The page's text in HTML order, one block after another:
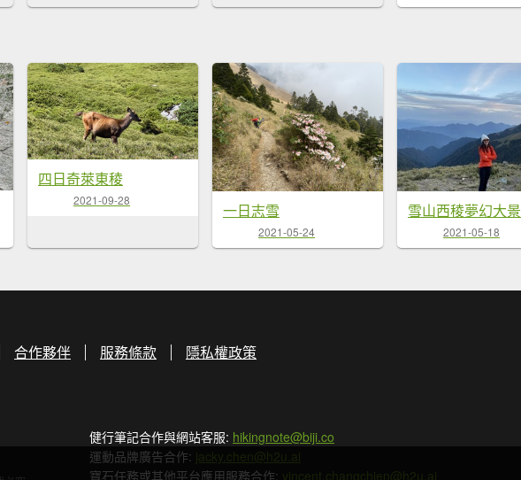
四日奇萊東稜
2021-09-28
一日志雪
2021-05-24
雪山西稜夢幻大景
2021-05-18
合作夥伴 服務條款 隱私權政策
健行筆記合作與網站客服: hikingnote@biji.co
運動品牌廣告合作: jacky.chen@h2u.ai
寶石任務或其他平台應用服務合作: vincent.changchien@h2u.ai